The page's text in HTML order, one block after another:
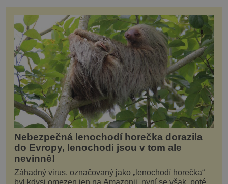
Nebezpečná lenochodí horečka dorazila
do Evropy, lenochodi jsou v tom ale
nevinně!
Záhadný virus, označovaný jako „lenochodí horečka“
byl kdysi omezen jen na Amazonii, nyní se však, poté